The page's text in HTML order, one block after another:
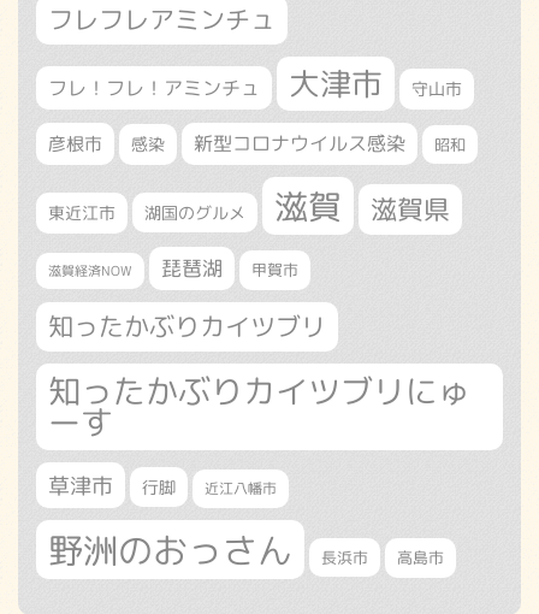
フレフレアミンチュ
フレ！フレ！アミンチュ 大津市 守山市
彦根市 感染 新型コロナウイルス感染 昭和
東近江市 湖国のグルメ 滋賀 滋賀県
滋賀経済NOW 琵琶湖 甲賀市
知ったかぶりカイツブリ
知ったかぶりカイツブリにゅ
ーす
草津市 行脚 近江八幡市
野洲のおっさん 長浜市 高島市